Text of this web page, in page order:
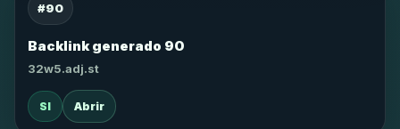
#90
Backlink generado 90
32w5.adj.st
SI Abrir